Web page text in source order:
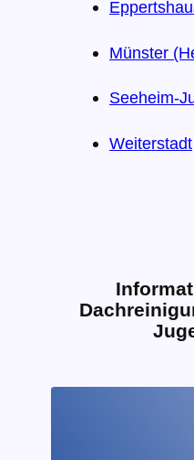
Münster
Seeheim-
Weiterstadt